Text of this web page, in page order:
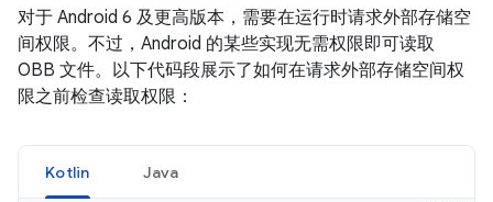
对于 Android 6 及更高版本，需要在运行时请求外部存储空
间权限。不过，Android 的某些实现无需权限即可读取
OBB 文件。以下代码段展示了如何在请求外部存储空间权
限之前检查读取权限：
Kotlin Java